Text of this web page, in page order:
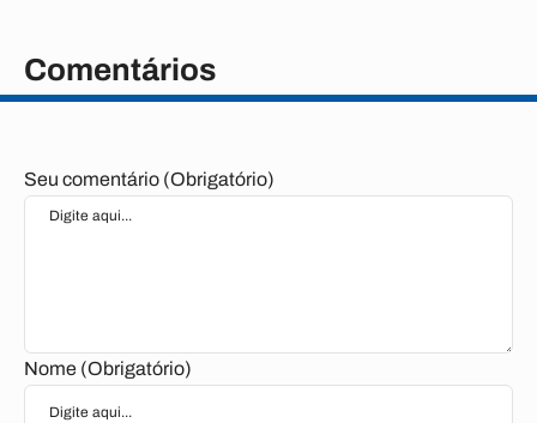
Comentários
Seu comentário (Obrigatório)
Nome (Obrigatório)